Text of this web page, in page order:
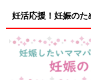
妊活応援！妊娠のた